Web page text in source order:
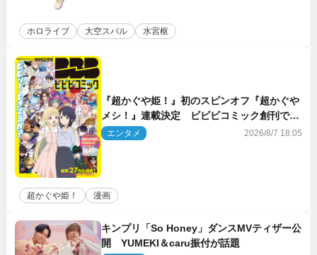
ホロライブ 大空スバル 水宮枢
『超かぐや姫！』初のスピンオフ『超かぐや
メシ！』連載決定 ビビビコミック創刊で31
作品一挙公開
エンタメ 2026/8/7 18:05
超かぐや姫！ 漫画
キンプリ「So Honey」ダンスMVティザー公
開 YUMEKI＆caru振付が話題